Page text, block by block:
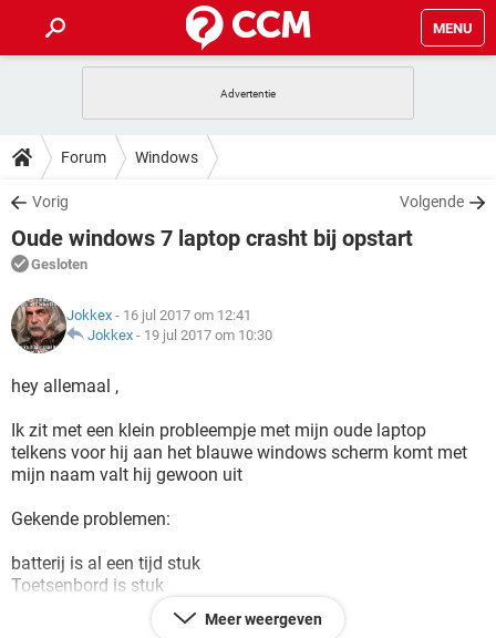
MENU
INSTAGRAM
NETFLIX
GRATIS SNAPCHAT
TIKTOK
HOW-TO
VIDEOBELLEN
NETFLIX
GRATIS
TIKTOK
DOWNLOADS
VIDEOBELLEN GAMES
INSTAGRAM
NETFLIX
GRATIS
TIKTOK
FORUM
VIDEOBELLEN
INSTAGRAM WINDOWS 10
TIKTOK
ARTIKELEN
VIDEOBELLEN
INSTAGRAM
NETFLIX CORONAVIRUS
GRATIS
Forum Windows
Vorig Volgende
Oude windows 7 laptop crasht bij opstart
Gesloten
Jokkex - 16 jul 2017 om 12:41
Jokkex - 19 jul 2017 om 10:30
hey allemaal ,
Ik zit met een klein probleempje met mijn oude laptop
telkens voor hij aan het blauwe windows scherm komt met
mijn naam valt hij gewoon uit
Gekende problemen:
batterij is al een tijd stuk
Toetsenbord is stuk
Geheugen C/: staat overvol en d/: eingenlijk ook :p
Meer weergeven